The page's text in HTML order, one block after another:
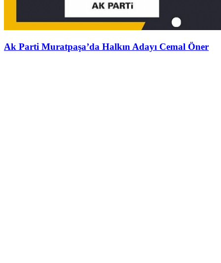
Ak Parti Muratpaşa’da Halkın Adayı Cemal Öner